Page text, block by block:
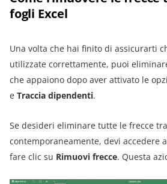
fogli Excel
Una volta che hai finito di assicurarti
utilizzate correttamente, puoi
che appaiono dopo aver attivato le
e Traccia dipendenti.
Se desideri eliminare tutte le frecce
contemporaneamente, devi accedere
fare clic su Rimuovi frecce. Questa